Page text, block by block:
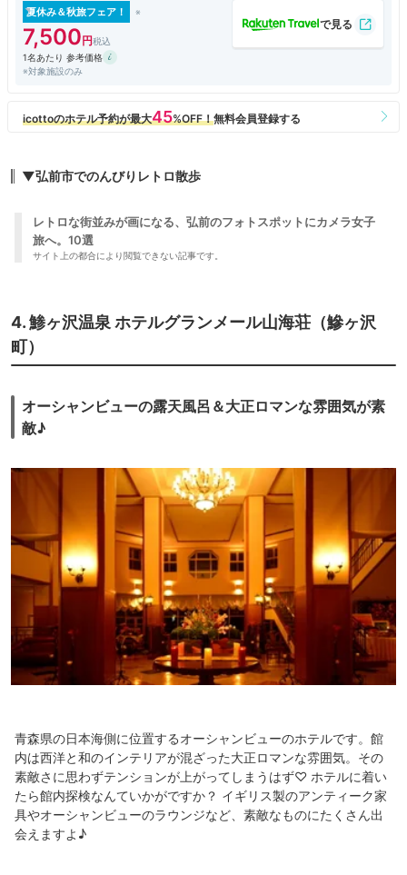
夏休み＆秋旅フェア！
7,500
1名あたり 参考価格
※対象施設のみ
▼弘前市でのんびりレトロ散歩
レトロな街並みが画になる、弘前のフォトスポットにカメラ女子
旅へ。10選
サイト上の都合により閲覧できない記事です。
4. 鯵ヶ沢温泉 ホテルグランメール山海荘（鰺ヶ沢
町）
オーシャンビューの露天風呂＆大正ロマンな雰囲気が素
敵♪
青森県の日本海側に位置するオーシャンビューのホテルです。館
内は西洋と和のインテリアが混ざった大正ロマンな雰囲気。その
素敵さに思わずテンションが上がってしまうはず♡ ホテルに着い
たら館内探検なんていかがですか？ イギリス製のアンティーク家
具やオーシャンビューのラウンジなど、素敵なものにたくさん出
会えますよ♪